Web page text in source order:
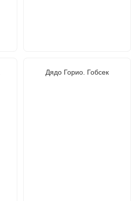
Дядо Горио. Гобсек